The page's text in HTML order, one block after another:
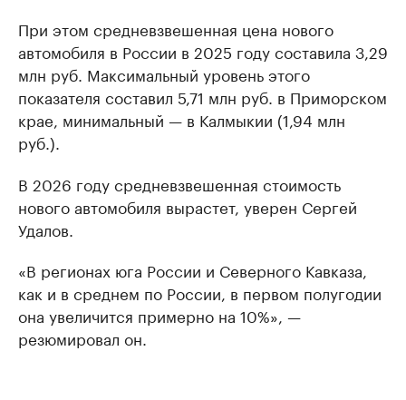
При этом средневзвешенная цена нового
автомобиля в России в 2025 году составила 3,29
млн руб. Максимальный уровень этого
показателя составил 5,71 млн руб. в Приморском
крае, минимальный — в Калмыкии (1,94 млн
руб.).
В 2026 году средневзвешенная стоимость
нового автомобиля вырастет, уверен Сергей
Удалов.
«В регионах юга России и Северного Кавказа,
как и в среднем по России, в первом полугодии
она увеличится примерно на 10%», —
резюмировал он.